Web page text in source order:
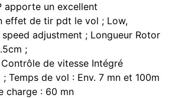
apporte un excellent
effet de tir pdt le vol ; Low,
adjustment ; Longueur Rotor
;
de vitesse Intégré
Temps de vol : Env. 7 mn et 100m
charge : 60 mn